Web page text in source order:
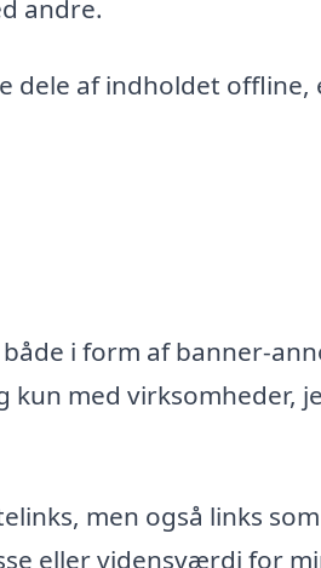
andre.
dele af indholdet
i form af banner-
kun med virksomheder,
men også links
eller vidensværdi for